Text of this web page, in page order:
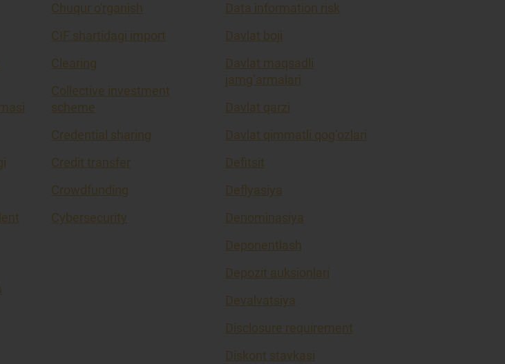
Chuqur o'rganish
CIF shartidagi import
Clearing
Collective investment
scheme
Credential sharing
Credit transfer
Crowdfunding
Cybersecurity
Data information risk
Davlat boji
Davlat maqsadli
jamg’armalari
Davlat qarzi
Davlat qimmatli qog’ozlari
Defitsit
Deflyasiya
Denominasiya
Deponentlash
Depozit auksionlari
Devalvatsiya
Disclosure requirement
Diskont stavkasi